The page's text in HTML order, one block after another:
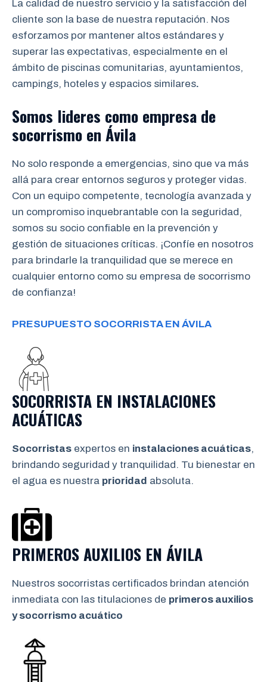
La calidad de nuestro servicio y la satisfacción del
cliente son la base de nuestra reputación. Nos
esforzamos por mantener altos estándares y
superar las expectativas, especialmente en el
ámbito de piscinas comunitarias, ayuntamientos,
campings, hoteles y espacios similares.
Somos lideres como empresa de
socorrismo en Ávila
No solo responde a emergencias, sino que va más
allá para crear entornos seguros y proteger vidas.
Con un equipo competente, tecnología avanzada y
un compromiso inquebrantable con la seguridad,
somos su socio confiable en la prevención y
gestión de situaciones críticas. ¡Confíe en nosotros
para brindarle la tranquilidad que se merece en
cualquier entorno como su empresa de socorrismo
de confianza!
PRESUPUESTO SOCORRISTA EN ÁVILA
SOCORRISTA EN INSTALACIONES
ACUÁTICAS
Socorristas expertos en instalaciones acuáticas,
brindando seguridad y tranquilidad. Tu bienestar en
el agua es nuestra prioridad absoluta.
PRIMEROS AUXILIOS EN ÁVILA
Nuestros socorristas certificados brindan atención
inmediata con las titulaciones de primeros auxilios
y socorrismo acuático